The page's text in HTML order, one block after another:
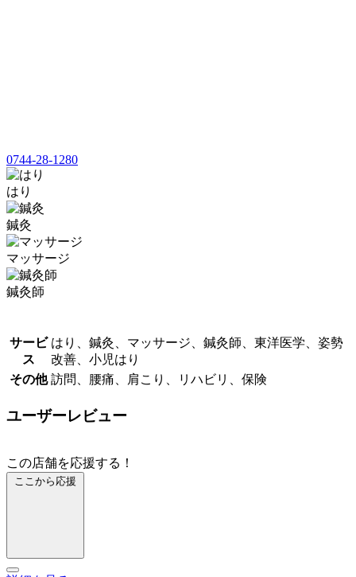
0744-28-1280
はり
鍼灸
マッサージ
鍼灸師
サービ
ス
はり、鍼灸、マッサージ、鍼灸師、東洋医学、姿勢
改善、小児はり
その他 訪問、腰痛、肩こり、リハビリ、保険
ユーザーレビュー
この店舗を応援する！
ここから応援